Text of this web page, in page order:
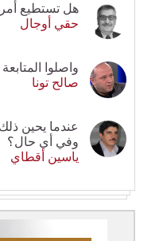
هل تستطيع
حقي أوجال
واصلوا المتابعة
صالح تونا
عندما يحين
وفي أي حال؟
ياسين أقطاي